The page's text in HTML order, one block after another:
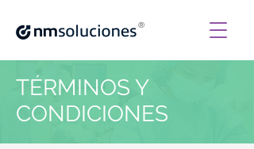
®
TÉRMINOS Y
CONDICIONES